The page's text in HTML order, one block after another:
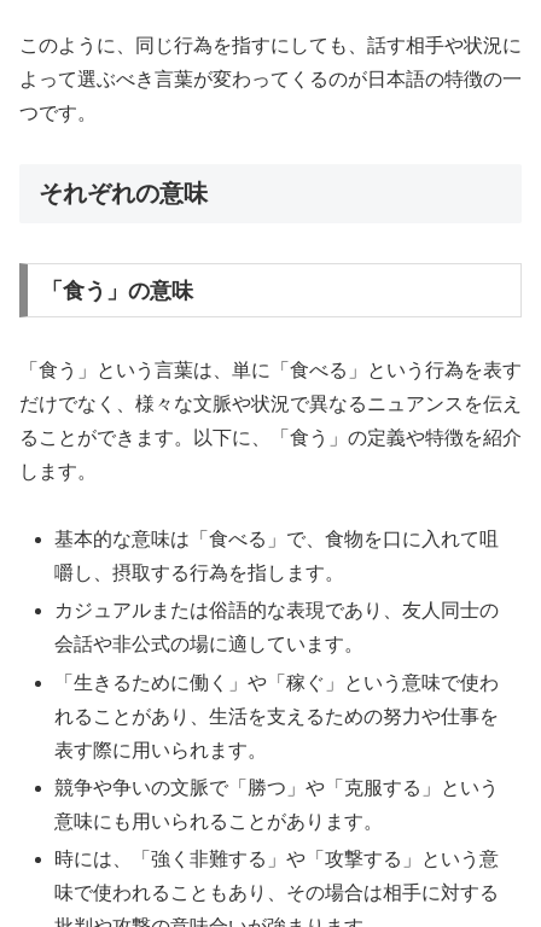
このように、同じ行為を指すにしても、話す相手や状況に
よって選ぶべき言葉が変わってくるのが日本語の特徴の一
つです。
それぞれの意味
「食う」の意味
「食う」という言葉は、単に「食べる」という行為を表す
だけでなく、様々な文脈や状況で異なるニュアンスを伝え
ることができます。以下に、「食う」の定義や特徴を紹介
します。
基本的な意味は「食べる」で、食物を口に入れて咀
嚼し、摂取する行為を指します。
カジュアルまたは俗語的な表現であり、友人同士の
会話や非公式の場に適しています。
「生きるために働く」や「稼ぐ」という意味で使わ
れることがあり、生活を支えるための努力や仕事を
表す際に用いられます。
競争や争いの文脈で「勝つ」や「克服する」という
意味にも用いられることがあります。
時には、「強く非難する」や「攻撃する」という意
味で使われることもあり、その場合は相手に対する